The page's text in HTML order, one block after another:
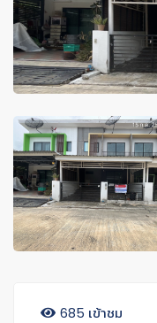
685 เข้าชม